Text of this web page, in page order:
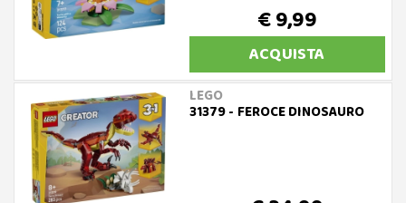
€ 9,99
ACQUISTA
LEGO
31379 - FEROCE DINOSAURO